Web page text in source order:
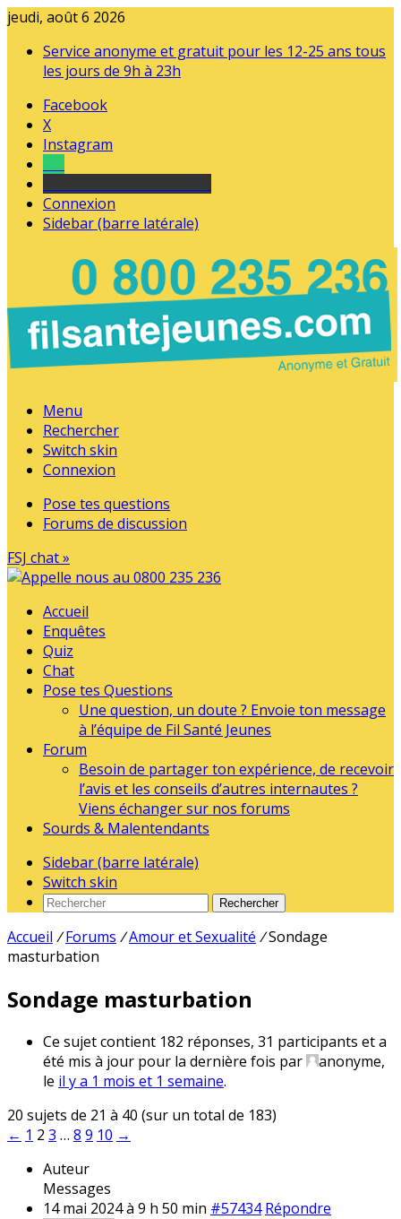
jeudi, août 6 2026
Service anonyme et gratuit pour les 12-25 ans tous
les jours de 9h à 23h
Facebook
X
Instagram
Connexion
Sidebar (barre latérale)
Menu
Rechercher
Switch skin
Connexion
Pose tes questions
Forums de discussion
FSJ chat »
Accueil
Enquêtes
Quiz
Chat
Pose tes Questions
Une question, un doute ? Envoie ton message
à l’équipe de Fil Santé Jeunes
Forum
Besoin de partager ton expérience, de recevoir
l’avis et les conseils d’autres internautes ?
Viens échanger sur nos forums
Sourds & Malentendants
Sidebar (barre latérale)
Switch skin
Rechercher
Accueil / Forums /Amour et Sexualité /Sondage
masturbation
Sondage masturbation
Ce sujet contient 182 réponses, 31 participants et a
été mis à jour pour la dernière fois par
anonyme,
le il y a 1 mois et 1 semaine.
20 sujets de 21 à 40 (sur un total de 183)
← 1 2 3 … 8 9 10 →
Auteur
Messages
14 mai 2024 à 9 h 50 min #57434 Répondre